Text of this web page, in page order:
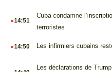
.14:51
Cuba condamne
terroristes
.14:50 Les infirmiers cubains
Les déclarations de